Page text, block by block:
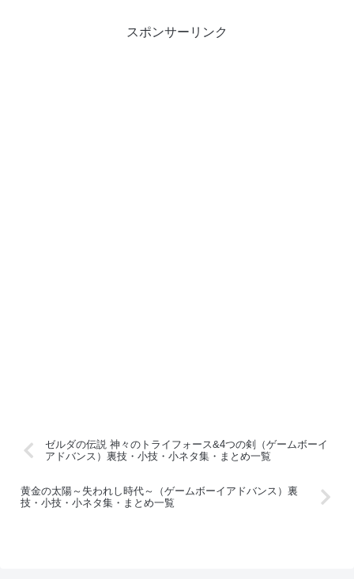
スポンサーリンク
ゼルダの伝説 神々のトライフォース&4つの剣（ゲームボーイ
アドバンス）裏技・小技・小ネタ集・まとめ一覧
黄金の太陽～失われし時代～（ゲームボーイアドバンス）裏
技・小技・小ネタ集・まとめ一覧